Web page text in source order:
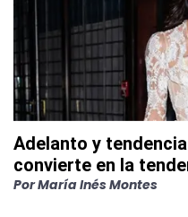
Adelanto y
convierte en la
PorMaría Inés Montes